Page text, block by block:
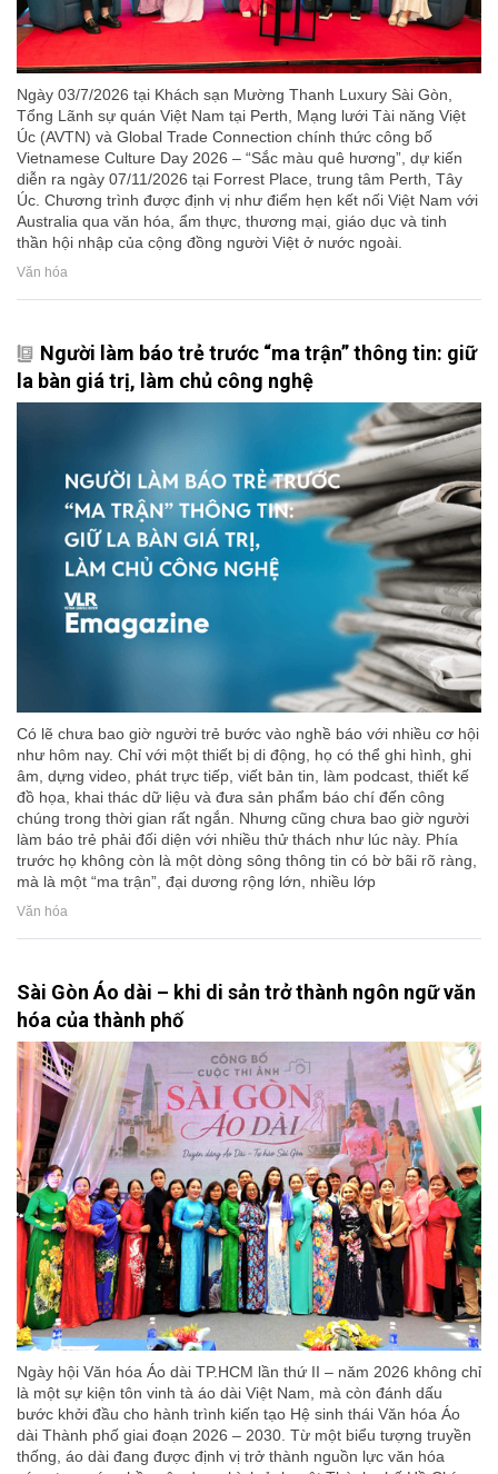
Ngày 03/7/2026 tại Khách sạn Mường Thanh Luxury Sài Gòn,
Tổng Lãnh sự quán Việt Nam tại Perth, Mạng lưới Tài năng Việt
Úc (AVTN) và Global Trade Connection chính thức công bố
Vietnamese Culture Day 2026 – “Sắc màu quê hương”, dự kiến
diễn ra ngày 07/11/2026 tại Forrest Place, trung tâm Perth, Tây
Úc. Chương trình được định vị như điểm hẹn kết nối Việt Nam với
Australia qua văn hóa, ẩm thực, thương mại, giáo dục và tinh
thần hội nhập của cộng đồng người Việt ở nước ngoài.
Văn hóa
Người làm báo trẻ trước “ma trận” thông tin: giữ
la bàn giá trị, làm chủ công nghệ
Có lẽ chưa bao giờ người trẻ bước vào nghề báo với nhiều cơ hội
như hôm nay. Chỉ với một thiết bị di động, họ có thể ghi hình, ghi
âm, dựng video, phát trực tiếp, viết bản tin, làm podcast, thiết kế
đồ họa, khai thác dữ liệu và đưa sản phẩm báo chí đến công
chúng trong thời gian rất ngắn. Nhưng cũng chưa bao giờ người
làm báo trẻ phải đối diện với nhiều thử thách như lúc này. Phía
trước họ không còn là một dòng sông thông tin có bờ bãi rõ ràng,
mà là một “ma trận”, đại dương rộng lớn, nhiều lớp
Văn hóa
Sài Gòn Áo dài – khi di sản trở thành ngôn ngữ văn
hóa của thành phố
Ngày hội Văn hóa Áo dài TP.HCM lần thứ II – năm 2026 không chỉ
là một sự kiện tôn vinh tà áo dài Việt Nam, mà còn đánh dấu
bước khởi đầu cho hành trình kiến tạo Hệ sinh thái Văn hóa Áo
dài Thành phố giai đoạn 2026 – 2030. Từ một biểu tượng truyền
thống, áo dài đang được định vị trở thành nguồn lực văn hóa